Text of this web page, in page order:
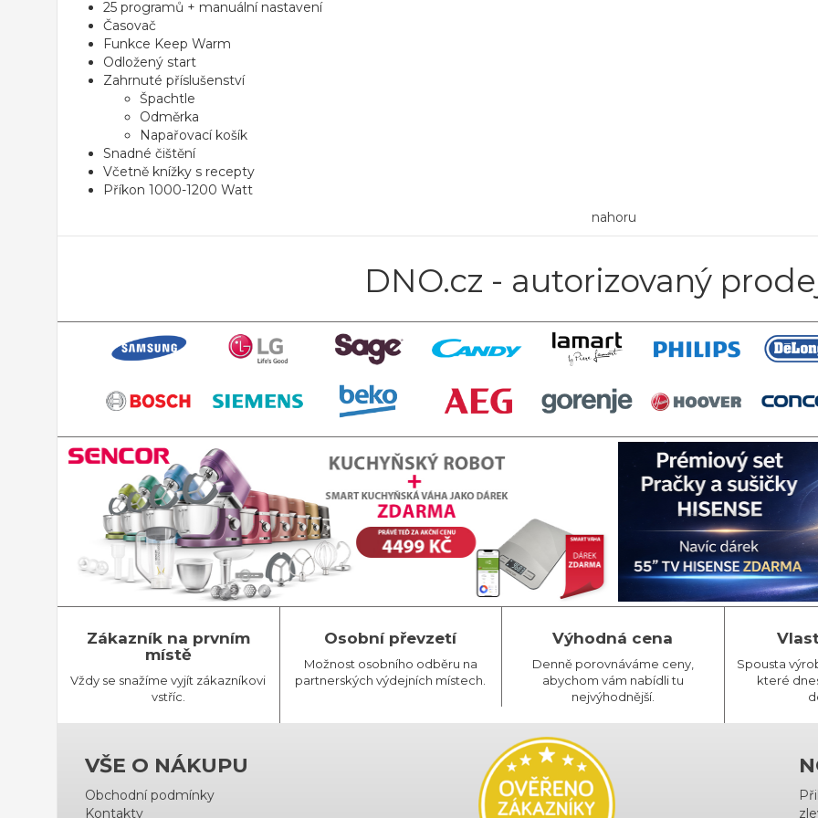
25 programů + manuální nastavení
Časovač
Funkce Keep Warm
Odložený start
Zahrnuté příslušenství
Špachtle
Odměrka
Napařovací košík
Snadné čištění
Včetně knížky s recepty
Příkon 1000-1200 Watt
nahoru
DNO.cz - autorizovaný
Zákazník na prvním
místě
Vždy se snažíme vyjít zákazníkovi
vstříc.
Osobní převzetí
Možnost osobního odběru na
partnerských výdejních místech.
Výhodná cena
Denně porovnáváme ceny,
abychom vám nabídli tu
nejvýhodnější.
Spousta
které
VŠE O NÁKUPU
Obchodní podmínky
Kontakty